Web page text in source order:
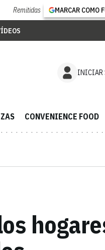
Remitidas MARCAR COMO
INICIAR
CONVENIENCE FOOD